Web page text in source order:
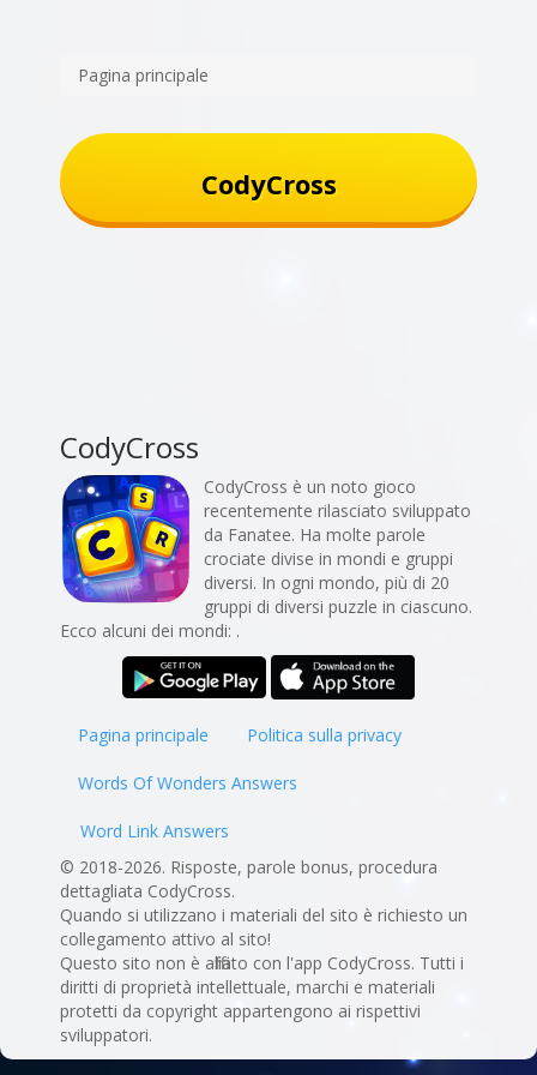
Pagina principale
CodyCross
CodyCross
CodyCross è un noto gioco
recentemente rilasciato sviluppato
da Fanatee. Ha molte parole
crociate divise in mondi e gruppi
diversi. In ogni mondo, più di 20
gruppi di diversi puzzle in ciascuno.
Ecco alcuni dei mondi: .
Pagina principale Politica sulla privacy
Words Of Wonders Answers
Word Link Answers
© 2018-2026. Risposte, parole bonus, procedura
dettagliata CodyCross.
Quando si utilizzano i materiali del sito è richiesto un
collegamento attivo al sito!
Questo sito non è affiliato con l'app CodyCross. Tutti i
diritti di proprietà intellettuale, marchi e materiali
protetti da copyright appartengono ai rispettivi
sviluppatori.